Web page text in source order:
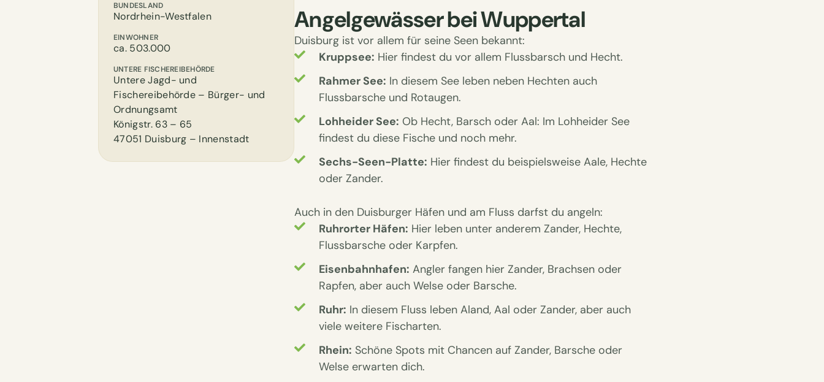
BUNDESLAND
Nordrhein-Westfalen
EINWOHNER
ca. 503.000
UNTERE FISCHEREIBEHÖRDE
Untere Jagd- und
Fischereibehörde – Bürger- und
Ordnungsamt
Königstr. 63 – 65
47051 Duisburg – Innenstadt
Angelgewässer bei Wuppertal
Duisburg ist vor allem für seine Seen bekannt:
Kruppsee: Hier findest du vor allem Flussbarsch und Hecht.
Rahmer See: In diesem See leben neben Hechten auch
Flussbarsche und Rotaugen.
Lohheider See: Ob Hecht, Barsch oder Aal: Im Lohheider See
findest du diese Fische und noch mehr.
Sechs-Seen-Platte: Hier findest du beispielsweise Aale, Hechte
oder Zander.
Auch in den Duisburger Häfen und am Fluss darfst du angeln:
Ruhrorter Häfen: Hier leben unter anderem Zander, Hechte,
Flussbarsche oder Karpfen.
Eisenbahnhafen: Angler fangen hier Zander, Brachsen oder
Rapfen, aber auch Welse oder Barsche.
Ruhr: In diesem Fluss leben Aland, Aal oder Zander, aber auch
viele weitere Fischarten.
Rhein: Schöne Spots mit Chancen auf Zander, Barsche oder
Welse erwarten dich.